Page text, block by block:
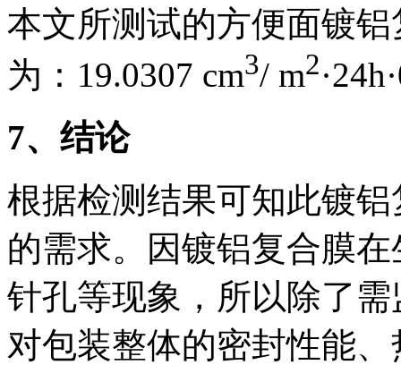
本文所测试的方便面镀
为：19.0307 cm3/ m2
7、结论
根据检测结果可知此镀
的需求。因镀铝复合膜
针孔等现象，所以除了
对包装整体的密封性能